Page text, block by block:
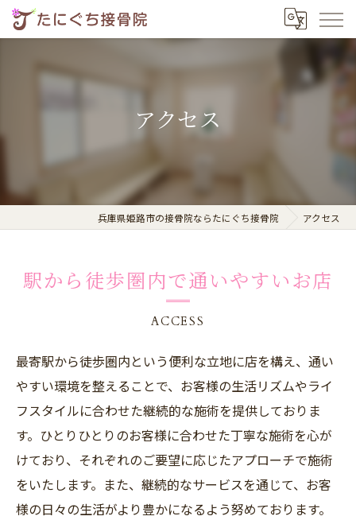
アクセス
兵庫県姫路市の接骨院ならたにぐち接骨院 アクセス
駅から徒歩圏内で通いやすいお店
ACCESS
最寄駅から徒歩圏内という便利な立地に店を構え、通い
やすい環境を整えることで、お客様の生活リズムやライ
フスタイルに合わせた継続的な施術を提供しておりま
す。ひとりひとりのお客様に合わせた丁寧な施術を心が
けており、それぞれのご要望に応じたアプローチで施術
をいたします。また、継続的なサービスを通じて、お客
様の日々の生活がより豊かになるよう努めております。